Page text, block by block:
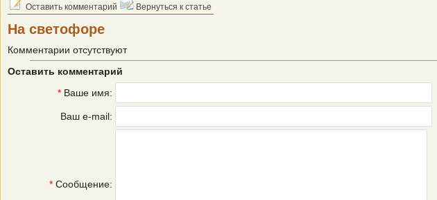
Оставить комментарий Вернуться к статье
На светофоре
Комментарии отсутствуют
Оставить комментарий
* Ваше имя:
Ваш e-mail:
* Сообщение: